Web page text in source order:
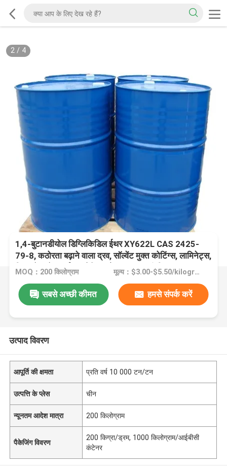
2/ 4
1,4-बुटानडीयोल डिग्लिकिडिल ईथर XY622L CAS 2425-
79-8, कठोरता बढ़ाने वाला द्रव, सॉल्वेंट मुक्त कोटिंग्स, लामिनेट्स,
चिपकने वाले पदार्थ, कम्पोजिट और अन्य इपॉक्सी सिस्टम, कम
MOQ：200 किलोग्राम मूल्य：$3.00-$5.50/kilograms
सबसे अच्छी कीमत हमसे संपर्क करें
उत्पाद विवरण
आपूर्ति की क्षमता प्रति वर्ष 10 000 टन/टन
उत्पत्ति के प्लेस चीन
न्यूनतम आदेश मात्रा 200 किलोग्राम
पैकेजिंग विवरण
200 किग्रा/ड्रम, 1000 किलोग्राम/आईबीसी
कंटेनर